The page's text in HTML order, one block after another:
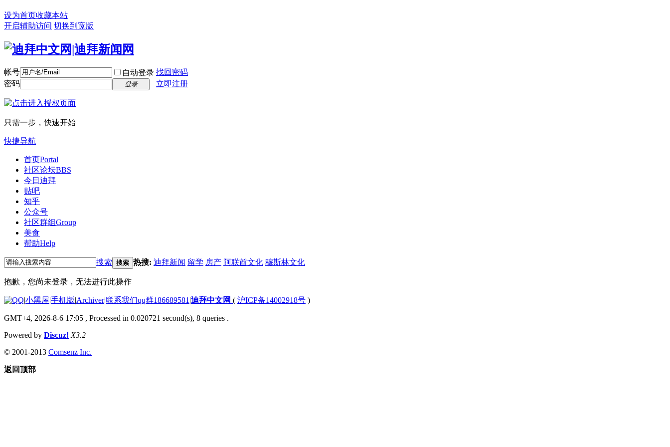
设为首页收藏本站
开启辅助访问 切换到宽版
帐号 自动登录 找回密码
密码
登录 立即注册
只需一步，快速开始
快捷导航
首页Portal
社区论坛BBS
今日迪拜
贴吧
知乎
公众号
社区群组Group
美食
帮助Help
搜索 搜索 热搜: 迪拜新闻 留学 房产 阿联酋文化 穆斯林文化
抱歉，您尚未登录，无法进行此操作
|小黑屋|手机版|Archiver|联系我们qq群186689581 |迪拜中文网 ( 沪ICP备14002918号 )
GMT+4, 2026-8-6 17:05 , Processed in 0.020721 second(s), 8 queries .
Powered by Discuz! X3.2
© 2001-2013 Comsenz Inc.
返回顶部